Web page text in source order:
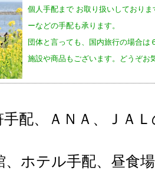
個人手配まで お取り扱いしており
ーなどの手配も承ります。
団体と言っても、国内旅行の場合
施設や商品もございます。どうぞお
配、ＡＮＡ、ＪＡ
ホテル手配、昼食